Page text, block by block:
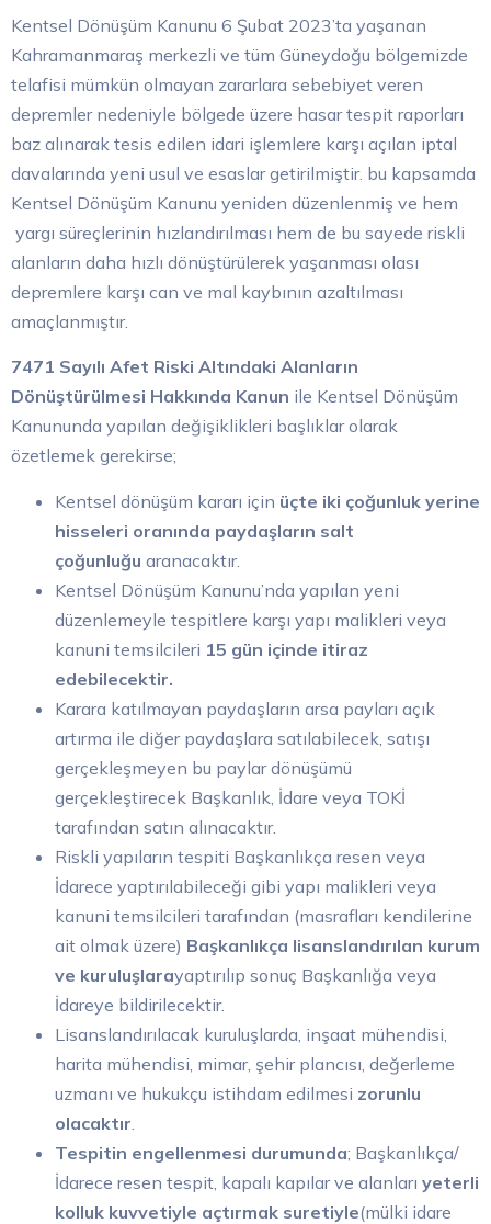
Kentsel Dönüşüm Kanunu 6 Şubat 2023’ta yaşanan
Kahramanmaraş merkezli ve tüm Güneydoğu bölgemizde
telafisi mümkün olmayan zararlara sebebiyet veren
depremler nedeniyle bölgede üzere hasar tespit raporları
baz alınarak tesis edilen idari işlemlere karşı açılan iptal
davalarında yeni usul ve esaslar getirilmiştir. bu kapsamda
Kentsel Dönüşüm Kanunu yeniden düzenlenmiş ve hem
yargı süreçlerinin hızlandırılması hem de bu sayede riskli
alanların daha hızlı dönüştürülerek yaşanması olası
depremlere karşı can ve mal kaybının azaltılması
amaçlanmıştır.
7471 Sayılı Afet Riski Altındaki Alanların
Dönüştürülmesi Hakkında Kanun ile Kentsel Dönüşüm
Kanununda yapılan değişiklikleri başlıklar olarak
özetlemek gerekirse;
Kentsel dönüşüm kararı için üçte iki çoğunluk yerine
hisseleri oranında paydaşların salt
çoğunluğu aranacaktır.
Kentsel Dönüşüm Kanunu’nda yapılan yeni
düzenlemeyle tespitlere karşı yapı malikleri veya
kanuni temsilcileri 15 gün içinde itiraz
edebilecektir.
Karara katılmayan paydaşların arsa payları açık
artırma ile diğer paydaşlara satılabilecek, satışı
gerçekleşmeyen bu paylar dönüşümü
gerçekleştirecek Başkanlık, İdare veya TOKİ
tarafından satın alınacaktır.
Riskli yapıların tespiti Başkanlıkça resen veya
İdarece yaptırılabileceği gibi yapı malikleri veya
kanuni temsilcileri tarafından (masrafları kendilerine
ait olmak üzere) Başkanlıkça lisanslandırılan kurum
ve kuruluşlarayaptırılıp sonuç Başkanlığa veya
İdareye bildirilecektir.
Lisanslandırılacak kuruluşlarda, inşaat mühendisi,
harita mühendisi, mimar, şehir plancısı, değerleme
uzmanı ve hukukçu istihdam edilmesi zorunlu
olacaktır
Tespitin engellenmesi durumunda; Başkanlıkça/
İdarece resen tespit, kapalı kapılar ve alanları yeterli
kolluk kuvvetiyle açtırmak suretiyle(mülki idare